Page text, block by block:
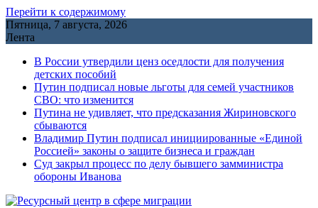
Перейти к содержимому
Пятница, 7 августа, 2026
Лента
В России утвердили ценз оседлости для получения
детских пособий
Путин подписал новые льготы для семей участников
СВО: что изменится
Путина не удивляет, что предсказания Жириновского
сбываются
Владимир Путин подписал инициированные «Единой
Россией» законы о защите бизнеса и граждан
Cуд закрыл процесс по делу бывшего замминистра
обороны Иванова